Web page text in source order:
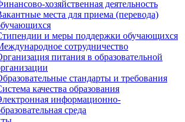
хозяйственная деятельность
места для приема (перевода)
и меры поддержки обучающихся
сотрудничество
питания в образовательной
стандарты и требования
качества образования
информационно-
среда